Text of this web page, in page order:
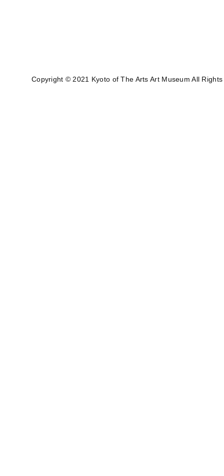
Copyright © 2021 Kyoto of The Arts Art Museum All